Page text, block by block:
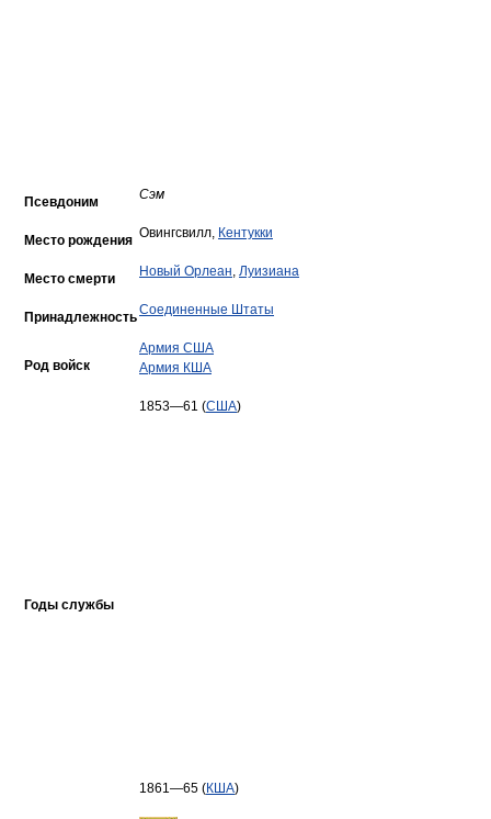
Псевдоним Сэм
Место рождения Овингсвилл, Кентукки
Место смерти Новый Орлеан, Луизиана
ПринадлежностьСоединенные Штаты
Род войск
Армия США
Армия КША
Годы службы
1853—61 (США)
1861—65 (КША)